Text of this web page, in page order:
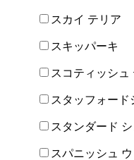
スカイ テリア
スキッパーキ
スコティッシュ
スタッフォード
スタンダード
スパニッシュ